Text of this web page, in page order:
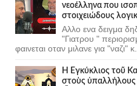
νεοέλληνα που
στοιχειώδους
Αλλο ενα δειγμα
"Γιατρου "
φαινεται οταν μιλανε για "ναζι" κ...
Ἡ Ἐγκύκλιος τοῦ
στοὺς ὑπαλλήλους